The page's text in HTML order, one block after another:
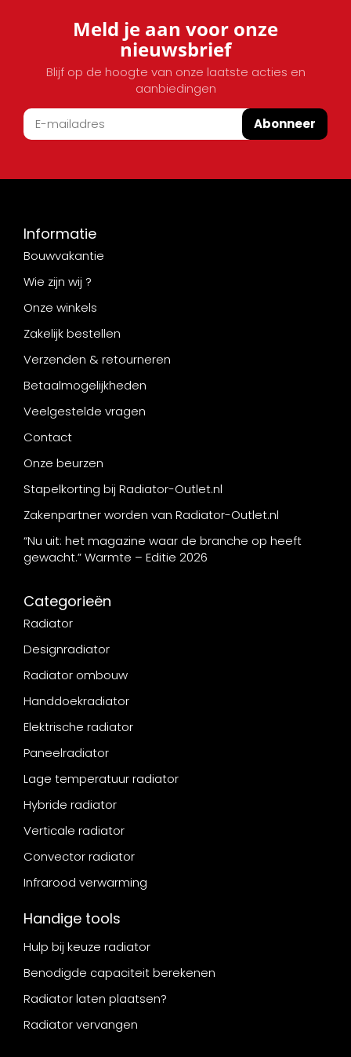
Meld je aan voor onze
nieuwsbrief
Blijf op de hoogte van onze laatste acties en
aanbiedingen
Abonneer
Informatie
Bouwvakantie
Wie zijn wij ?
Onze winkels
Zakelijk bestellen
Verzenden & retourneren
Betaalmogelijkheden
Veelgestelde vragen
Contact
Onze beurzen
Stapelkorting bij Radiator-Outlet.nl
Zakenpartner worden van Radiator-Outlet.nl
“Nu uit: het magazine waar de branche op heeft
gewacht.” Warmte – Editie 2026
Categorieën
Radiator
Designradiator
Radiator ombouw
Handdoekradiator
Elektrische radiator
Paneelradiator
Lage temperatuur radiator
Hybride radiator
Verticale radiator
Convector radiator
Infrarood verwarming
Handige tools
Hulp bij keuze radiator
Benodigde capaciteit berekenen
Radiator laten plaatsen?
Radiator vervangen